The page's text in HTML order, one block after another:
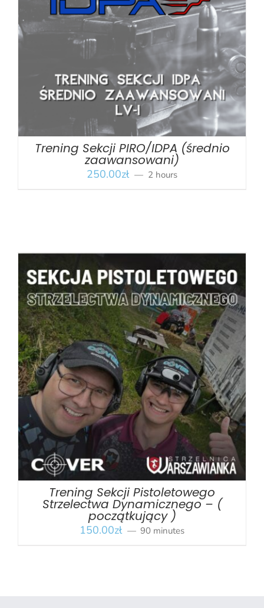
BOOK / SZCZEGÓŁY
Trening Sekcji PIRO/IDPA (średnio
zaawansowani)
250.00zł 2 hours
BOOK / SZCZEGÓŁY
Trening Sekcji Pistoletowego
Strzelectwa Dynamicznego – (
początkujący )
150.00zł 90 minutes